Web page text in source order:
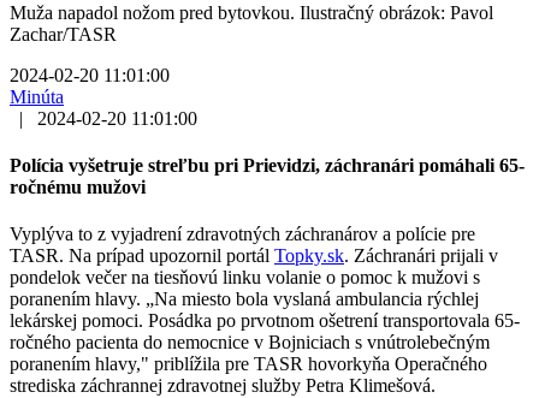
Muža napadol nožom pred bytovkou. Ilustračný obrázok: Pavol
Zachar/TASR
2024-02-20 11:01:00
Minúta
|
2024-02-20 11:01:00
Polícia vyšetruje streľbu pri Prievidzi, záchranári pomáhali 65-
ročnému mužovi
Vyplýva to z vyjadrení zdravotných záchranárov a polície pre
TASR. Na prípad upozornil portál Topky.sk. Záchranári prijali v
pondelok večer na tiesňovú linku volanie o pomoc k mužovi s
poranením hlavy. „Na miesto bola vyslaná ambulancia rýchlej
lekárskej pomoci. Posádka po prvotnom ošetrení transportovala 65-
ročného pacienta do nemocnice v Bojniciach s vnútrolebečným
poranením hlavy," priblížila pre TASR hovorkyňa Operačného
strediska záchrannej zdravotnej služby Petra Klimešová.